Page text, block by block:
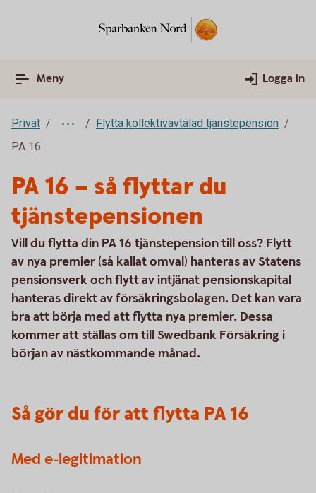
Meny Logga in
Privat
Flytta kollektivavtalad tjänstepension
PA 16
PA 16 – så flyttar du
tjänstepensionen
Vill du flytta din PA 16 tjänstepension till oss? Flytt
av nya premier (så kallat omval) hanteras av Statens
pensionsverk och flytt av intjänat pensionskapital
hanteras direkt av försäkringsbolagen. Det kan vara
bra att börja med att flytta nya premier. Dessa
kommer att ställas om till Swedbank Försäkring i
början av nästkommande månad.
Så gör du för att flytta PA 16
Med e-legitimation